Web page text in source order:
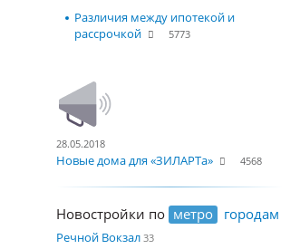
Различия между ипотекой и
рассрочкой
5773
28.05.2018
Новые дома для «ЗИЛАРТа» 4568
Новостройки по метро городам
Речной Вокзал 33